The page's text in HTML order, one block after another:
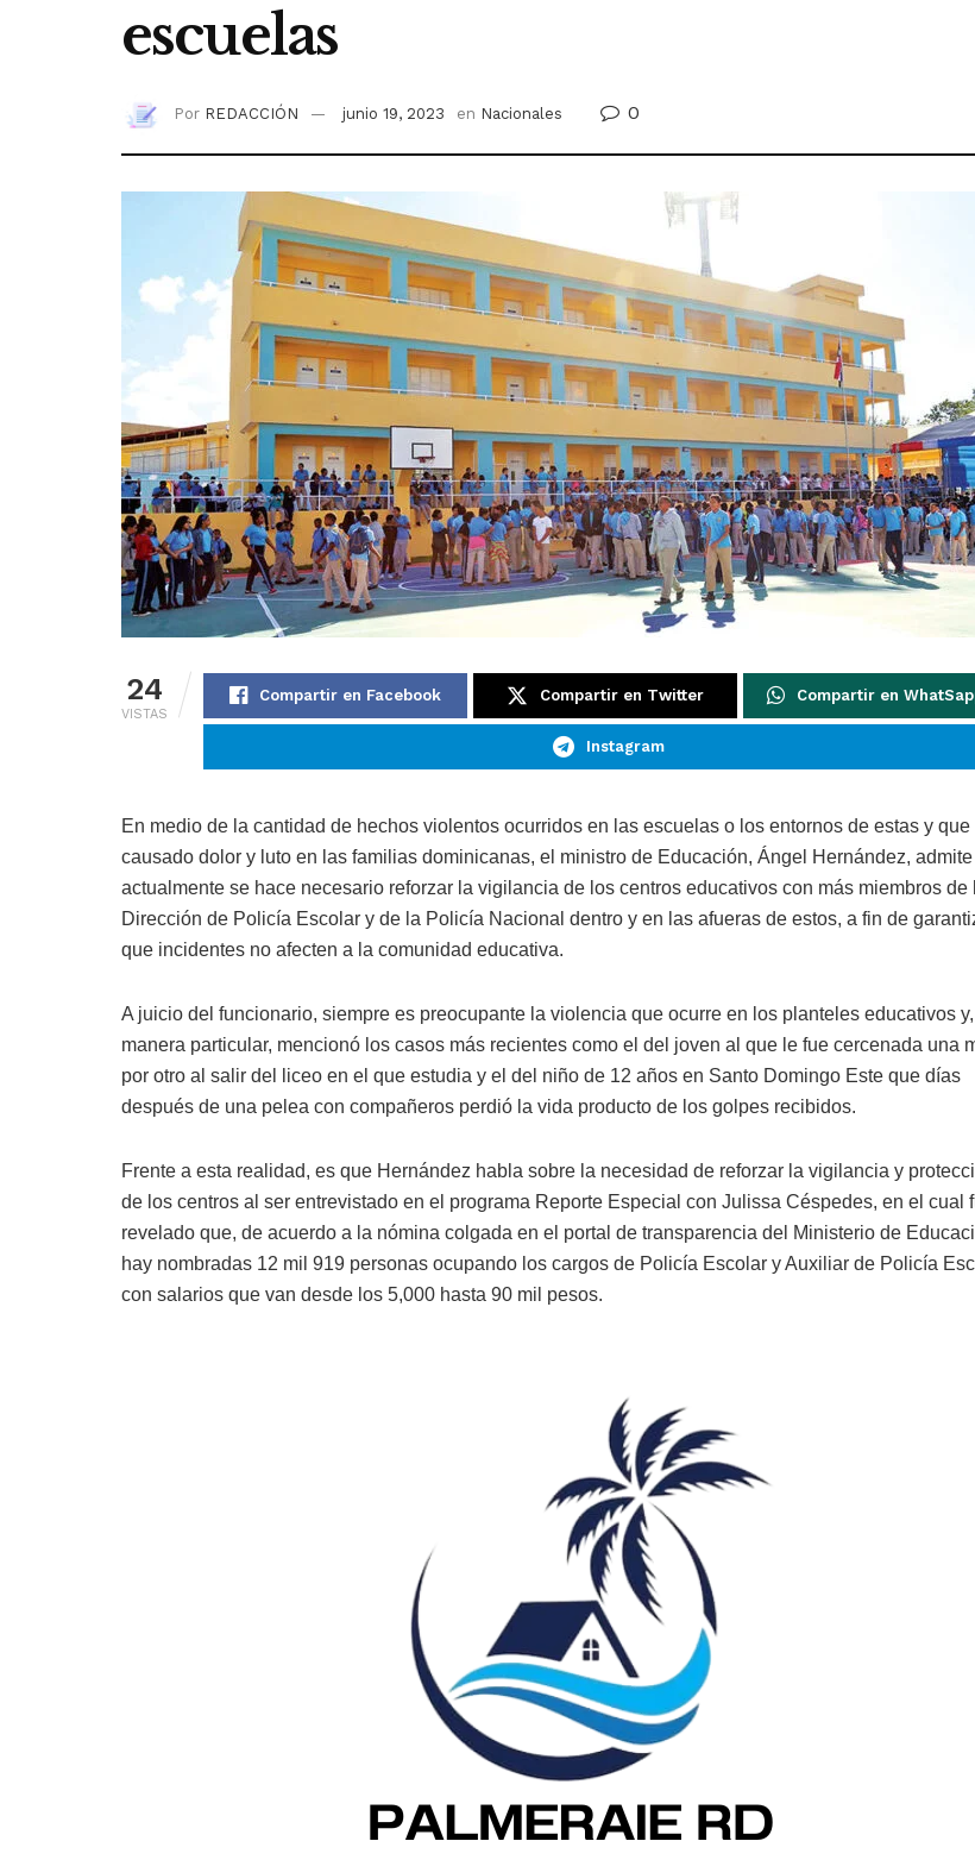
escuelas
Por REDACCIÓN junio 19, 2023 en Nacionales 0
24
VISTAS
Compartir en Facebook Compartir en Twitter Compartir en
Instagram
En medio de la cantidad de hechos violentos ocurridos en las escuelas o los entornos de estas y que
causado dolor y luto en las familias dominicanas, el ministro de Educación, Ángel Hernández,
actualmente se hace necesario reforzar la vigilancia de los centros educativos con más miembros de
Dirección de Policía Escolar y de la Policía Nacional dentro y en las afueras de estos, a fin de
que incidentes no afecten a la comunidad educativa.
A juicio del funcionario, siempre es preocupante la violencia que ocurre en los planteles educativos
manera particular, mencionó los casos más recientes como el del joven al que le fue cercenada una
por otro al salir del liceo en el que estudia y el del niño de 12 años en Santo Domingo Este que días
después de una pelea con compañeros perdió la vida producto de los golpes recibidos.
Frente a esta realidad, es que Hernández habla sobre la necesidad de reforzar la vigilancia y
de los centros al ser entrevistado en el programa Reporte Especial con Julissa Céspedes, en el cual
revelado que, de acuerdo a la nómina colgada en el portal de transparencia del Ministerio de
hay nombradas 12 mil 919 personas ocupando los cargos de Policía Escolar y Auxiliar de Policía
con salarios que van desde los 5,000 hasta 90 mil pesos.